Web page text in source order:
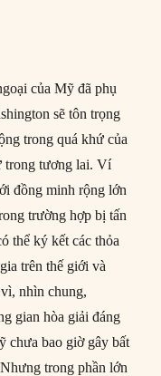
của Mỹ đã phụ
sẽ tôn trọng
trong quá khứ của
trong tương lai. Ví
đồng minh rộng lớn
trường hợp bị tấn
thể ký kết các thỏa
trên thế giới và
nhìn chung,
gian hòa giải đáng
chưa bao giờ gây bất
trong phần lớn